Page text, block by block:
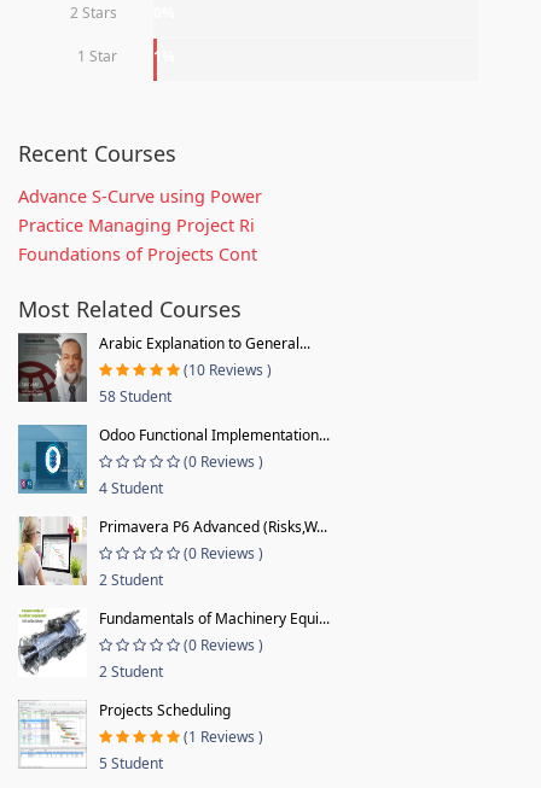
2 Stars
1 Star 1%
Recent Courses
Advance S-Curve using Power
Practice Managing Project Ri
Foundations of Projects Cont
Most Related Courses
Arabic Explanation to General...
(10 Reviews )
58 Student
Odoo Functional Implementation...
(0 Reviews )
4 Student
Primavera P6 Advanced (Risks,W...
(0 Reviews )
2 Student
Fundamentals of Machinery Equi...
(0 Reviews )
2 Student
Projects Scheduling
(1 Reviews )
5 Student